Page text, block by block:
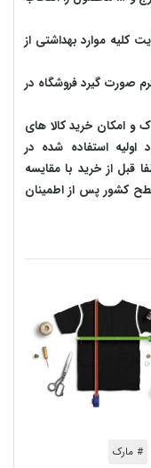
کلیه موارد بهداشتی از
صورت گیرد فروشگاه در
و امکان خرید کالا های
اولیه استفاده شده در
از خرید با مقایسه
کشور پس از اطمینان
# مارک